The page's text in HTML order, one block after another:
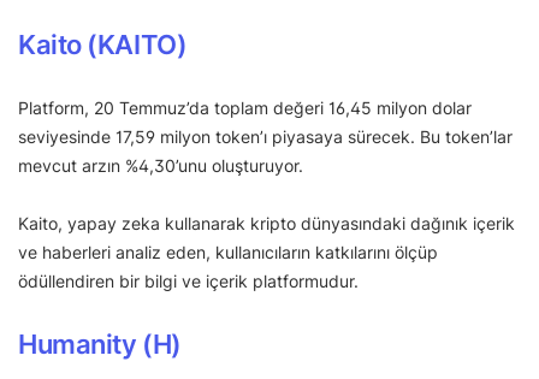
Kaito (KAITO)
Platform, 20 Temmuz’da toplam değeri 16,45 milyon dolar
seviyesinde 17,59 milyon token’ı piyasaya sürecek. Bu token’lar
mevcut arzın %4,30’unu oluşturuyor.
Kaito, yapay zeka kullanarak kripto dünyasındaki dağınık içerik
ve haberleri analiz eden, kullanıcıların katkılarını ölçüp
ödüllendiren bir bilgi ve içerik platformudur.
Humanity (H)